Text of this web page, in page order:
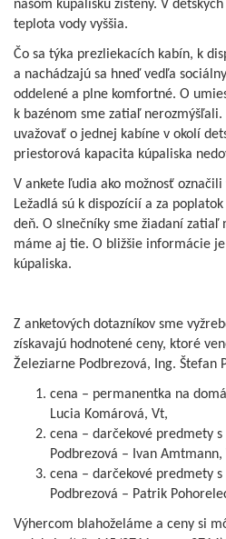
našom kúpalisku zistený. V
teplota vody vyššia.
Čo sa týka prezliekacích kabín, k
a nachádzajú sa hneď vedľa
oddelené a plne komfortné. O
k bazénom sme zatiaľ
uvažovať o jednej kabíne v okolí
priestorová kapacita kúpaliska
V ankete ľudia ako možnosť
Ležadlá sú k dispozícií a za
deň. O slnečníky sme žiadaní
máme aj tie. O bližšie informácie
kúpaliska.
Z anketových dotazníkov sme
získavajú hodnotené ceny, ktoré
Železiarne Podbrezová, Ing. Štefan
cena – permanentka na
Lucia Komárová, Vt,
cena – darčekové predmety
Podbrezová – Ivan Amtmann,
cena – darčekové predmety
Podbrezová – Patrik
Výhercom blahoželáme a ceny si